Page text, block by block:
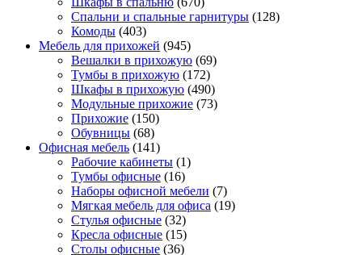
Спальни и спальные гарнитуры (128)
Комоды (403)
Мебель для прихожей (945)
Вешалки в прихожую (69)
Тумбы в прихожую (172)
Шкафы в прихожую (490)
Модульные прихожие (73)
Прихожие (150)
Обувницы (68)
Офисная мебель (141)
Рабочие кабинеты (1)
Тумбы офисные (16)
Наборы офисной мебели (7)
Мягкая мебель для офиса (19)
Стулья офисные (32)
Кресла офисные (15)
Столы офисные (36)